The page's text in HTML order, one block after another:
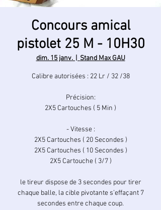
Concours amical
pistolet 25 M - 10H30
dim. 15 janv.
  |
Stand Max GAU
Calibre autorisées : 22 Lr / 32 /38
Précision:
2X5 Cartouches ( 5 Min )
- Vitesse :
2X5 Cartouches ( 20 Secondes )
2X5 Cartouches ( 10 Secondes )
2X5 Cartouche ( 3/7 )
le tireur dispose de 3 secondes pour tirer
chaque balle, la cible pivotante s’effaçant 7
secondes entre chaque coup.